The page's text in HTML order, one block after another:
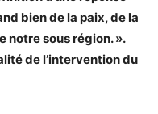
bien de la paix, de la
notre sous région. ».
de l’intervention du